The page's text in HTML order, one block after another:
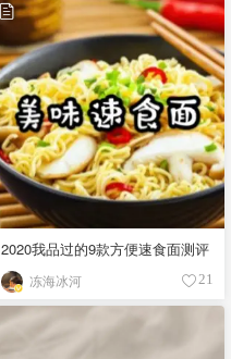
2020我品过的9款方便速食面测评
冻海冰河 21